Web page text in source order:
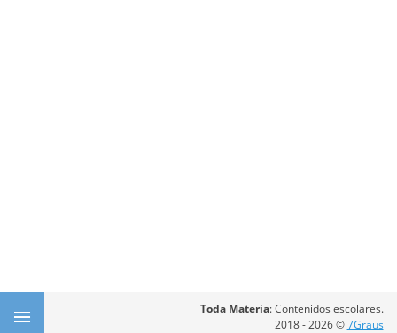
Toda Materia: Contenidos escolares.
2018 - 2026 ©7Graus